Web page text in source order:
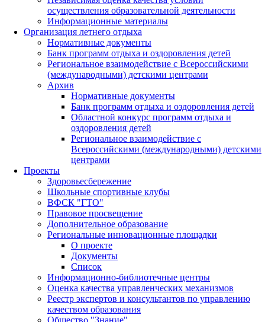
осуществления образовательной деятельности
Информационные материалы
Организация летнего отдыха
Нормативные документы
Банк программ отдыха и оздоровления детей
Региональное взаимодействие с Всероссийскими
(международными) детскими центрами
Архив
Нормативные документы
Банк программ отдыха и оздоровления детей
Областной конкурс программ отдыха и
оздоровления детей
Региональное взаимодействие с
Всероссийскими (международными) детскими
центрами
Проекты
Здоровьесбережение
Школьные спортивные клубы
ВФСК "ГТО"
Правовое просвещение
Дополнительное образование
Региональные инновационные площадки
О проекте
Документы
Список
Информационно-библиотечные центры
Оценка качества управленческих механизмов
Реестр экспертов и консультантов по управлению
качеством образования
Общество "Знание"